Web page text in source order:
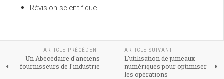
Révision scientifique
ARTICLE PRÉCÉDENT
Un Abécédaire d'anciens
fournisseurs de l'industrie
ARTICLE SUIVANT
L'utilisation de jumeaux
numériques pour optimiser
les opérations